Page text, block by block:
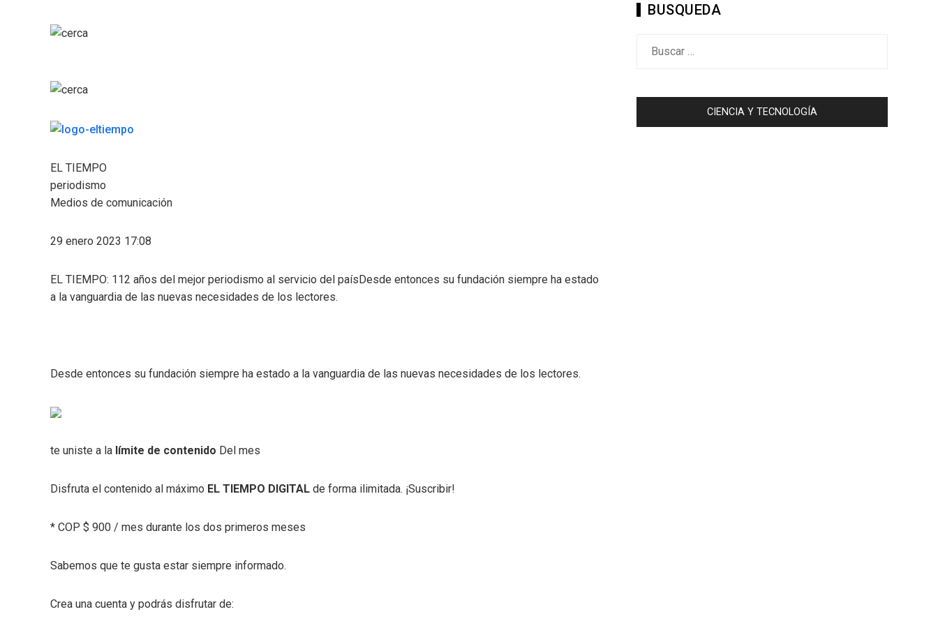
EL TIEMPO
periodismo
Medios de comunicación
29 enero 2023 17:08
EL TIEMPO: 112 años del mejor periodismo al servicio del paísDesde entonces su fundación siempre ha estado
a la vanguardia de las nuevas necesidades de los lectores.
Desde entonces su fundación siempre ha estado a la vanguardia de las nuevas necesidades de los lectores.
te uniste a la límite de contenido Del mes
Disfruta el contenido al máximo EL TIEMPO DIGITAL de forma ilimitada. ¡Suscribir!
* COP $ 900 / mes durante los dos primeros meses
Sabemos que te gusta estar siempre informado.
Crea una cuenta y podrás disfrutar de:
BUSQUEDA
CIENCIA Y TECNOLOGÍA